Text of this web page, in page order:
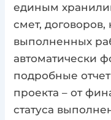
единым
смет, договоров,
выполненных
автоматически
подробные
проекта – от
статуса